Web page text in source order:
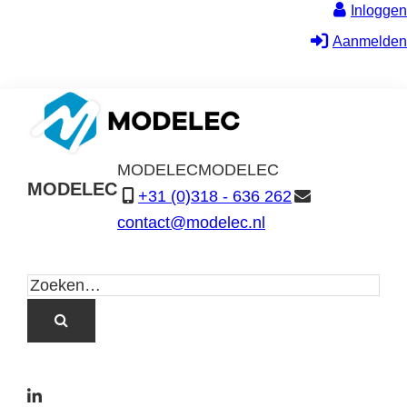
Inloggen
Aanmelden
MODELEC
MODELECMODELEC
+31 (0)318 - 636 262
contact@modelec.nl
L